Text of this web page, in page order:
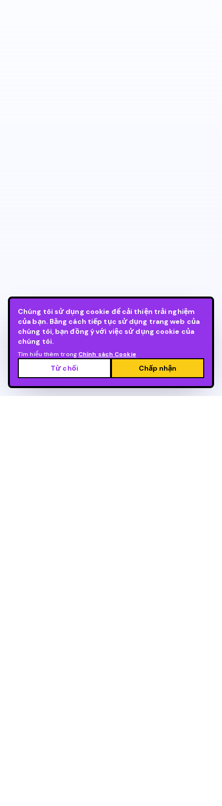
Chúng tôi sử dụng cookie để cải thiện trải nghiệm
của bạn. Bằng cách tiếp tục sử dụng trang web của
chúng tôi, bạn đồng ý với việc sử dụng cookie của
chúng tôi.
Tìm hiểu thêm trong Chính sách Cookie
Từ chối Chấp nhận